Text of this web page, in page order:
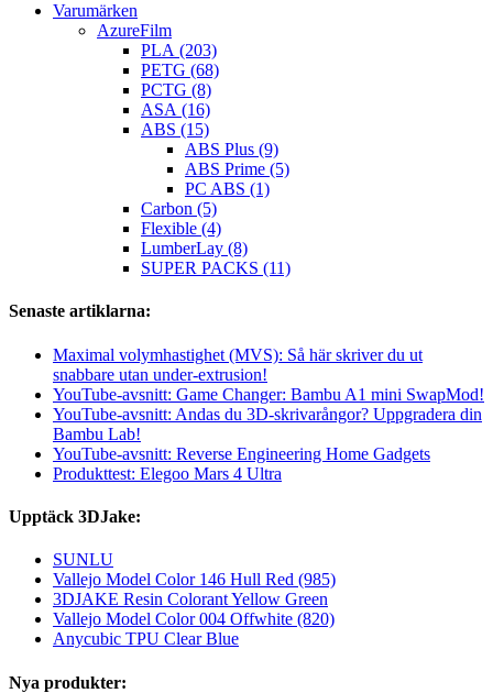
Varumärken
AzureFilm
PLA (203)
PETG (68)
PCTG (8)
ASA (16)
ABS (15)
ABS Plus (9)
ABS Prime (5)
PC ABS (1)
Carbon (5)
Flexible (4)
LumberLay (8)
SUPER PACKS (11)
Senaste artiklarna:
Maximal volymhastighet (MVS): Så här skriver du ut
snabbare utan under-extrusion!
YouTube-avsnitt: Game Changer: Bambu A1 mini SwapMod!
YouTube-avsnitt: Andas du 3D-skrivarångor? Uppgradera din
Bambu Lab!
YouTube-avsnitt: Reverse Engineering Home Gadgets
Produkttest: Elegoo Mars 4 Ultra
Upptäck 3DJake:
SUNLU
Vallejo Model Color 146 Hull Red (985)
3DJAKE Resin Colorant Yellow Green
Vallejo Model Color 004 Offwhite (820)
Anycubic TPU Clear Blue
Nya produkter: